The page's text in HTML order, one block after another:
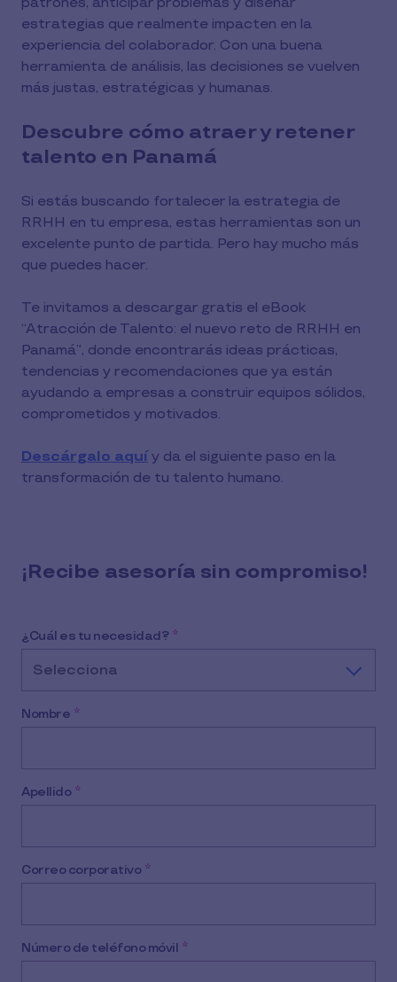
estrategias que realmente impacten en la
experiencia del colaborador. Con una buena
herramienta de análisis, las decisiones se vuelven
más justas, estratégicas y humanas.
Descubre cómo atraer y retener
talento en Panamá
Si estás buscando fortalecer la estrategia de
RRHH en tu empresa, estas herramientas son un
excelente punto de partida. Pero hay mucho más
que puedes hacer.
Te invitamos a descargar gratis el eBook
“Atracción de Talento: el nuevo reto de RRHH en
Panamá”, donde encontrarás ideas prácticas,
tendencias y recomendaciones que ya están
ayudando a empresas a construir equipos sólidos,
comprometidos y motivados.
Descárgalo aquíy da el siguiente paso en la
transformación de tu talento humano.
¡Recibe asesoría sin compromiso!
¿Cuál es tu necesidad? *
Selecciona
Nombre *
Apellido *
Correo corporativo *
Número de teléfono móvil *